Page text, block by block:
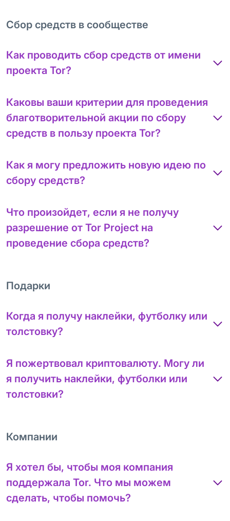
Сбор средств в сообществе
Как проводить сбор средств от имени
проекта Tor?
Каковы ваши критерии для проведения
благотворительной акции по сбору
средств в пользу проекта Tor?
Как я могу предложить новую идею по
сбору средств?
Что произойдет, если я не получу
разрешение от Tor Project на
проведение сбора средств?
Подарки
Когда я получу наклейки, футболку или
толстовку?
Я пожертвовал криптовалюту. Могу ли
я получить наклейки, футболки или
толстовки?
Компании
Я хотел бы, чтобы моя компания
поддержала Tor. Что мы можем
сделать, чтобы помочь?